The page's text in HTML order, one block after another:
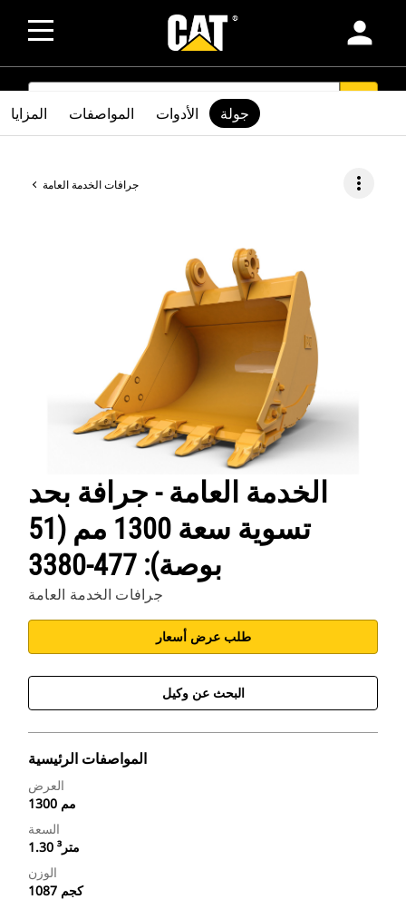
person
SEARCH
جرافات الخدمة العامة more_vert
الخدمة العامة - جرافة بحد
تسوية سعة 1300 مم (51
بوصة): 477-3380
جرافات الخدمة العامة
طلب عرض أسعار
البحث عن وكيل
المواصفات الرئيسية
العرض
1300 مم
السعة
1.30 متر³
الوزن
1087 كجم
المزايا المواصفات الأدوات جولة